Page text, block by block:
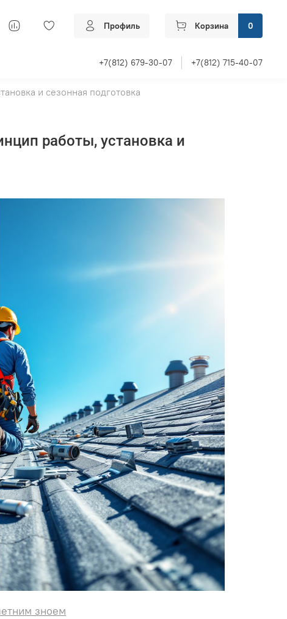
Профиль Корзина 0
+7(812) 679-30-07 +7(812) 715-40-07
и сезонная подготовка
работы, установка и
зноем